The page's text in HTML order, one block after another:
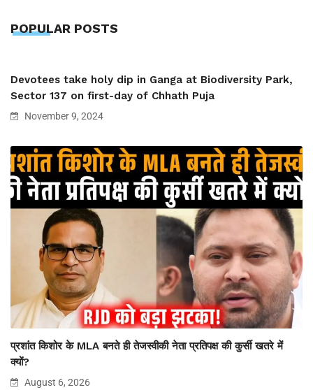
POPULAR POSTS
Devotees take holy dip in Ganga at Biodiversity Park,
Sector 137 on first-day of Chhath Puja
November 9, 2024
प्रशांत किशोर के MLA बनते ही तेजस्वीकी नेता प्रतिपक्ष की कुर्सी खतरे में
क्यों?
August 6, 2026